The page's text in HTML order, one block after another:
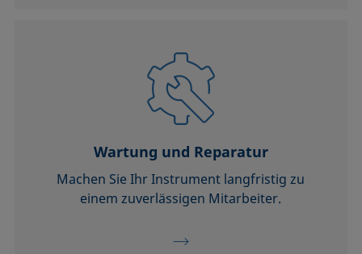
Wartung und Reparatur
Machen Sie Ihr Instrument langfristig zu
einem zuverlässigen Mitarbeiter.